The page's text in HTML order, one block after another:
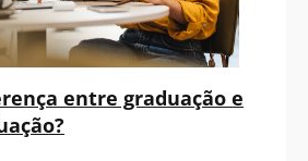
entre graduação e